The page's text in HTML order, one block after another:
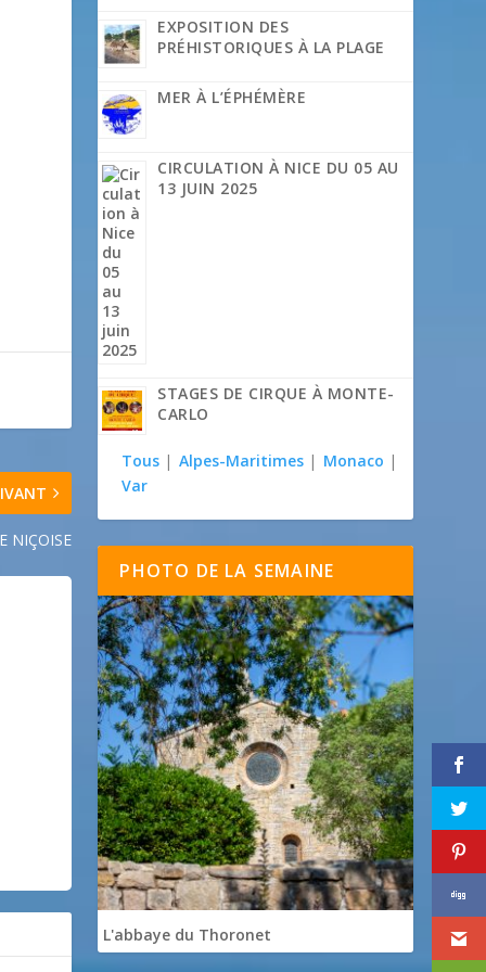
NIÇOISE
EXPOSITION DES
PRÉHISTORIQUES À LA PLAGE
MER À L’ÉPHÉMÈRE
CIRCULATION À NICE DU 05 AU
13 JUIN 2025
STAGES DE CIRQUE À MONTE-
CARLO
Tous | Alpes-Maritimes | Monaco |
Var
PHOTO DE LA SEMAINE
L'abbaye du Thoronet